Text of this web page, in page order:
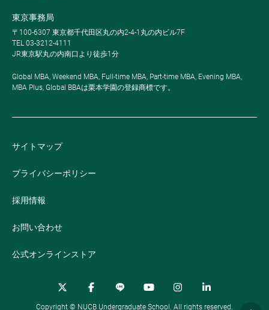
東京事務局
〒100-6307 東京都千代田区丸の内2-4-1丸の内ビル7F
TEL 03-3212-4111
JR東京駅丸の内南口より徒歩1分
Global MBA, Weekend MBA, Full-time MBA, Part-time MBA, Evening MBA,
MBA Plus, Global BBAは栗本学園の登録商標です。
サイトマップ
プライバシーポリシー
採用情報
お問い合わせ
公式オンラインストア
Copyright © NUCB Undergraduate School. All rights reserved.